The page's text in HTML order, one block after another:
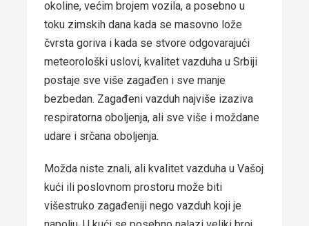
okoline, većim brojem vozila, a posebno u
toku zimskih dana kada se masovno lože
čvrsta goriva i kada se stvore odgovarajući
meteorološki uslovi, kvalitet vazduha u Srbiji
postaje sve više zagađen i sve manje
bezbedan. Zagađeni vazduh najviše izaziva
respiratorna oboljenja, ali sve više i moždane
udare i srčana oboljenja.
Možda niste znali, ali kvalitet vazduha u Vašoj
kući ili poslovnom prostoru može biti
višestruko zagađeniji nego vazduh koji je